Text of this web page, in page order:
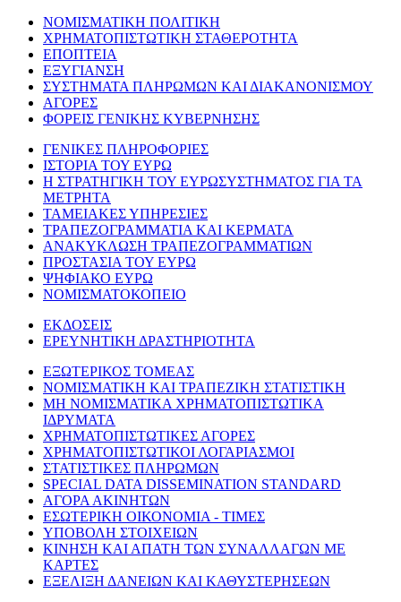
ΝΟΜΙΣΜΑΤΙΚΗ ΠΟΛΙΤΙΚΗ
ΧΡΗΜΑΤΟΠΙΣΤΩΤΙΚΗ ΣΤΑΘΕΡΟΤΗΤΑ
ΕΠΟΠΤΕΙΑ
ΕΞΥΓΙΑΝΣΗ
ΣΥΣΤΗΜΑΤΑ ΠΛΗΡΩΜΩΝ ΚΑΙ ΔΙΑΚΑΝΟΝΙΣΜΟΥ
ΑΓΟΡΕΣ
ΦΟΡΕΙΣ ΓΕΝΙΚΗΣ ΚΥΒΕΡΝΗΣΗΣ
ΓΕΝΙΚΕΣ ΠΛΗΡΟΦΟΡΙΕΣ
ΙΣΤΟΡΙΑ ΤΟΥ ΕΥΡΩ
Η ΣΤΡΑΤΗΓΙΚΗ ΤΟΥ ΕΥΡΩΣΥΣΤΗΜΑΤΟΣ ΓΙΑ ΤΑ
ΜΕΤΡΗΤΑ
ΤΑΜΕΙΑΚΕΣ ΥΠΗΡΕΣΙΕΣ
ΤΡΑΠΕΖΟΓΡΑΜΜΑΤΙΑ ΚΑΙ ΚΕΡΜΑΤΑ
ΑΝΑΚΥΚΛΩΣΗ ΤΡΑΠΕΖΟΓΡΑΜΜΑΤΙΩΝ
ΠΡΟΣΤΑΣΙΑ ΤΟΥ ΕΥΡΩ
ΨΗΦΙΑΚΟ ΕΥΡΩ
ΝΟΜΙΣΜΑΤΟΚΟΠΕΙΟ
ΕΚΔΟΣΕΙΣ
ΕΡΕΥΝΗΤΙΚΗ ΔΡΑΣΤΗΡΙΟΤΗΤΑ
ΕΞΩΤΕΡΙΚΟΣ ΤΟΜΕΑΣ
ΝΟΜΙΣΜΑΤΙΚΗ ΚΑΙ ΤΡΑΠΕΖΙΚΗ ΣΤΑΤΙΣΤΙΚΗ
ΜΗ ΝΟΜΙΣΜΑΤΙΚΑ ΧΡΗΜΑΤΟΠΙΣΤΩΤΙΚΑ
ΙΔΡΥΜΑΤΑ
ΧΡΗΜΑΤΟΠΙΣΤΩΤΙΚΕΣ ΑΓΟΡΕΣ
ΧΡΗΜΑΤΟΠΙΣΤΩΤΙΚΟΙ ΛΟΓΑΡΙΑΣΜΟΙ
ΣΤΑΤΙΣΤΙΚΕΣ ΠΛΗΡΩΜΩΝ
SPECIAL DATA DISSEMINATION STANDARD
ΑΓΟΡΑ ΑΚΙΝΗΤΩΝ
ΕΣΩΤΕΡΙΚΗ ΟΙΚΟΝΟΜΙΑ - ΤΙΜΕΣ
ΥΠΟΒΟΛΗ ΣΤΟΙΧΕΙΩΝ
ΚΙΝΗΣΗ ΚΑΙ ΑΠΑΤΗ ΤΩΝ ΣΥΝΑΛΛΑΓΩΝ ΜΕ
ΚΑΡΤΕΣ
ΕΞΕΛΙΞΗ ΔΑΝΕΙΩΝ ΚΑΙ ΚΑΘΥΣΤΕΡΗΣΕΩΝ